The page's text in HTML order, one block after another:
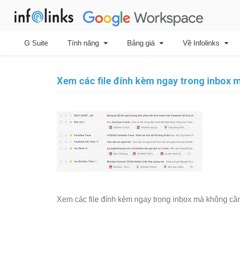
G Suite Tính năng Bảng giá Về Infolinks
Xem các file đính kèm ngay trong inbox
Xem các file đính kèm ngay trong inbox mà không